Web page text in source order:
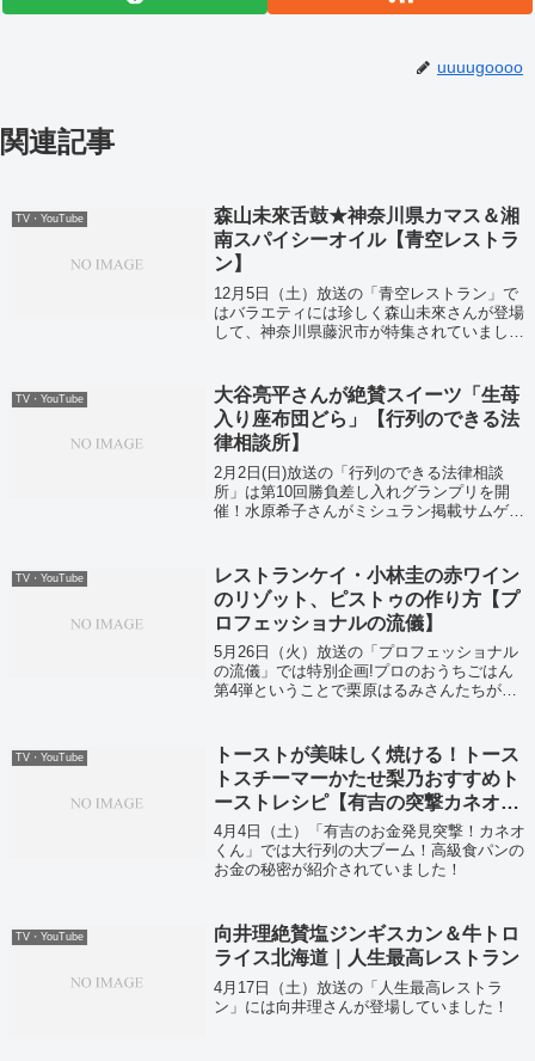
uuuugoooo
関連記事
TV・YouTube
森山未來舌鼓★神奈川県カマス＆湘
南スパイシーオイル【青空レストラ
ン】
12月5日（土）放送の「青空レストラン」で
はバラエティには珍しく森山未來さんが登場
して、神奈川県藤沢市が特集されていまし
TV・YouTube
大谷亮平さんが絶賛スイーツ「生苺
入り座布団どら」【行列のできる法
律相談所】
2月2日(日)放送の「行列のできる法律相談
所」は第10回勝負差し入れグランプリを開
催！水原希子さんがミシュラン掲載サムゲタ
もち」、巨人の元木コーチは高級「八戸サバ
缶...
TV・YouTube
レストランケイ・小林圭の赤ワイン
のリゾット、ピストゥの作り方【プ
ロフェッショナルの流儀】
5月26日（火）放送の「プロフェッショナル
の流儀」では特別企画!プロのおうちごはん
第4弾ということで栗原はるみさんたちが紹
TV・YouTube
トーストが美味しく焼ける！トース
トスチーマーかたせ梨乃おすすめト
ーストレシピ【有吉の突撃カネオく
ん】
4月4日（土）「有吉のお金発見突撃！カネオ
くん」では大行列の大ブーム！高級食パンの
お金の秘密が紹介されていました！
TV・YouTube
向井理絶賛塩ジンギスカン＆牛トロ
ライス北海道｜人生最高レストラン
4月17日（土）放送の「人生最高レストラ
ン」には向井理さんが登場していました！